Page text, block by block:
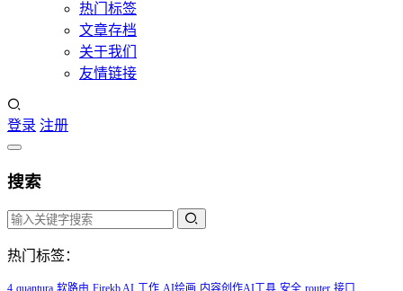
热门标签
文章存档
关于我们
友情链接
登录 注册
搜索
热门标签：